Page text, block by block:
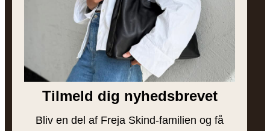
Besøg butikken
Bytteguide
INSPIRATION
Blog
Tilmeld dig nyhedsbrevet
Bliv en del af Freja Skind-familien og få